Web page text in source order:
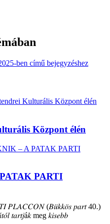
Központ élén
PARTI
𝑃𝐿𝐴𝐶𝐶𝑂𝑁 (𝐵𝑢̈𝑘𝑘𝑜̈𝑠 𝑝𝑎𝑟𝑡 40.)
𝑡𝑎𝑟𝑡𝑗á𝑘 meg 𝑘𝑖𝑠𝑒𝑏𝑏